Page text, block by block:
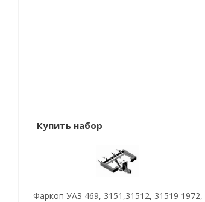
Купить набор
Фаркоп УАЗ 469, 3151,31512, 31519 1972,